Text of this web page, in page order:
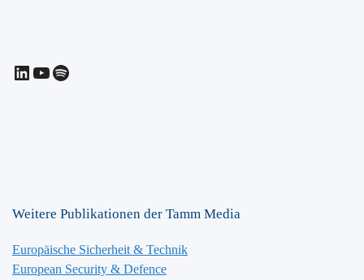
LinkedIn
YouTube
Spotify
Weitere Publikationen der Tamm Media
Europäische Sicherheit & Technik
European Security & Defence